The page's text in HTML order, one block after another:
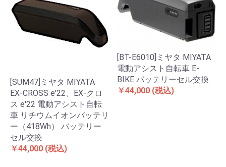
[SUM47]ミヤタ MIYATA
EX-CROSS e'22、EX-クロ
ス e'22 電動アシスト自転
車 リチウムイオンバッテリ
ー（418Wh） バッテリー
セル交換
￥44,000 (税込)
[BT-E6010]ミヤタ MIYATA
電動アシスト自転車 E-
BIKE バッテリーセル交換
￥44,000 (税込)